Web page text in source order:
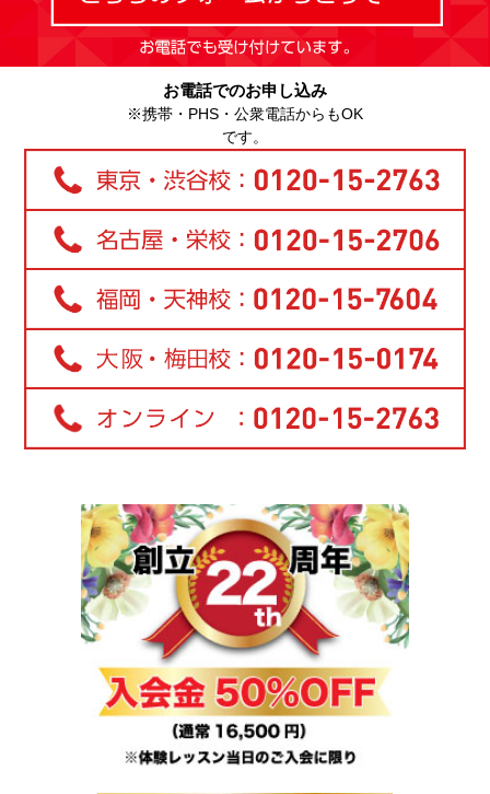
お電話でのお申し込み
※携帯・PHS・公衆電話からもOK
です。